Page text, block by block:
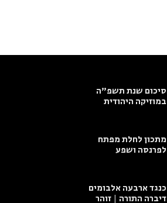
סיכום שנת תשפ"ה
במוזיקה היהודית
מתכון לחלת מפתח
לפרנסה ושפע
כנגד ארבעה אלבומים
דיברה התורה | זוהר